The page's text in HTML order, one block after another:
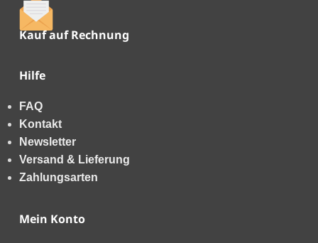
Kauf auf Rechnung
Hilfe
FAQ
Kontakt
Newsletter
Versand & Lieferung
Zahlungsarten
Mein Konto